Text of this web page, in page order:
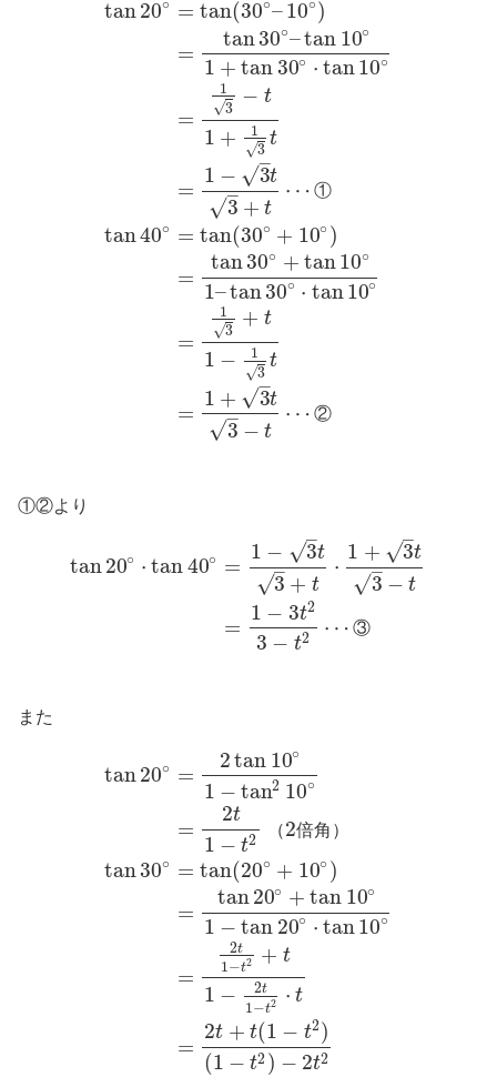
tan20∘
tan40∘
=
=
=
=
=
=
=
=
tan(30∘–10∘)
tan30∘–tan 10∘
1 + tan 30∘ ⋅ tan10∘
1
3
√
− t
1 +
1
3
√
t
1 − 3
–
√ t
3
–
√ + t
⋯ ①
tan(30∘ + 10∘ )
tan30∘ + tan10∘
1–tan30∘ ⋅ tan10∘
1
3
√
+ t
1 −
1
3
√
t
1 + 3
–
√ t
3
–
√ − t
⋯ ②
①②より
tan20∘ ⋅ tan40∘ =
=
1 − 3
–
√ t
3
–
√ + t
⋅
1 + 3
–
√ t
3
–
√ − t
1 − 3t2
3 − t2 ⋯ ③
また
tan20∘
tan30∘
=
=
=
=
=
=
2tan 10∘
1 − tan2 10∘
2t
1 − t2
（2倍角 ）
tan(20∘ + 10∘ )
tan20∘ + tan 10∘
1 − tan 20∘ ⋅ tan10∘
2t
1−t2 + t
1 − 2t
1−t2 ⋅ t
2t + t(1 − t2)
(1 − t2 ) − 2t2